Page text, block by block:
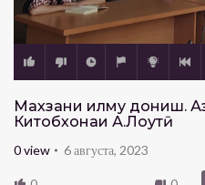
Махзани илму дониш.
Китобхонаи А.Лоҳутӣ
0view 6 августа, 2023